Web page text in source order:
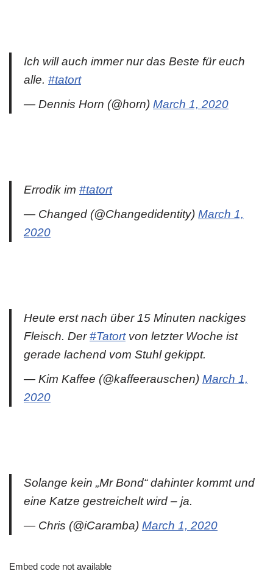
Ich will auch immer nur das Beste für euch
alle. #tatort
— Dennis Horn (@horn) March 1, 2020
Errodik im #tatort
— Changed (@Changedidentity) March 1,
2020
Heute erst nach über 15 Minuten nackiges
Fleisch. Der#Tatortvon letzter Woche ist
gerade lachend vom Stuhl gekippt.
— Kim Kaffee (@kaffeerauschen) March 1,
2020
Solange kein „Mr Bond“ dahinter kommt und
eine Katze gestreichelt wird – ja.
— Chris (@iCaramba) March 1, 2020
Embed code not available